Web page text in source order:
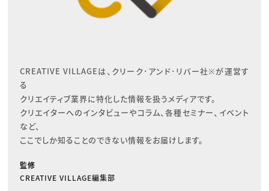
CREATIVE VILLAGEは、クリーク･アンド･リバー社※が運営す
る
クリエイティブ業界に特化した情報を扱うメディアです。
クリエイターへのインタビューやコラム、各種セミナー、イベント
など、
ここでしか知ることのできない情報をお届けします。
監修
CREATIVE VILLAGE編集部